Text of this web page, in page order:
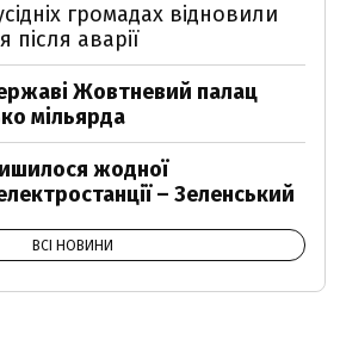
громадах відновили
після аварії
Жовтневий палац
мільярда
жодної
– Зеленський
ВСІ НОВИНИ